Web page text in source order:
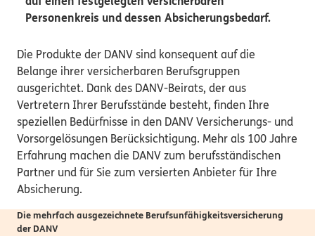
Personenkreis und dessen Absicherungsbedarf.
Die Produkte der DANV sind konsequent auf die
Belange ihrer versicherbaren Berufsgruppen
ausgerichtet. Dank des DANV-Beirats, der aus
Vertretern Ihrer Berufsstände besteht, finden Ihre
speziellen Bedürfnisse in den DANV Versicherungs- und
Vorsorgelösungen Berücksichtigung. Mehr als 100 Jahre
Erfahrung machen die DANV zum berufsständischen
Partner und für Sie zum versierten Anbieter für Ihre
Absicherung.
Die mehrfach ausgezeichnete Berufsunfähigkeits­versicherung
der DANV